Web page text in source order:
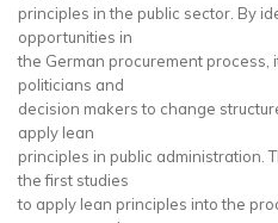
principles in the public sector. By
opportunities in
the German procurement process,
politicians and
decision makers to change
apply lean
principles in public administration.
the first studies
to apply lean principles into the